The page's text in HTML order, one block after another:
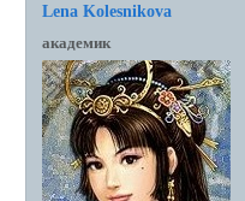
Lena Kolesnikova
академик